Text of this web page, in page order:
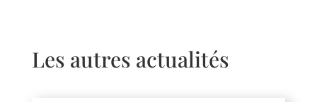
Les autres actualités